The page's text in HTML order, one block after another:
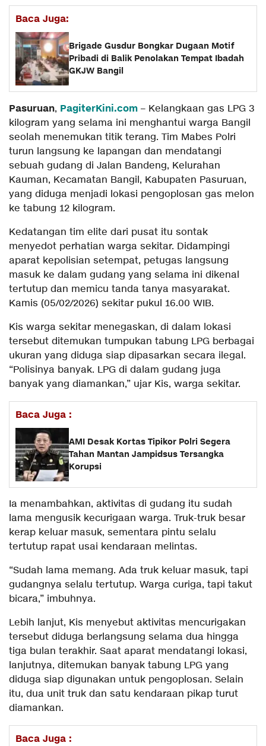
Baca Juga:
Brigade Gusdur Bongkar Dugaan Motif
Pribadi di Balik Penolakan Tempat Ibadah
GKJW Bangil
Pasuruan, PagiterKini.com – Kelangkaan gas LPG 3
kilogram yang selama ini menghantui warga Bangil
seolah menemukan titik terang. Tim Mabes Polri
turun langsung ke lapangan dan mendatangi
sebuah gudang di Jalan Bandeng, Kelurahan
Kauman, Kecamatan Bangil, Kabupaten Pasuruan,
yang diduga menjadi lokasi pengoplosan gas melon
ke tabung 12 kilogram.
Kedatangan tim elite dari pusat itu sontak
menyedot perhatian warga sekitar. Didampingi
aparat kepolisian setempat, petugas langsung
masuk ke dalam gudang yang selama ini dikenal
tertutup dan memicu tanda tanya masyarakat.
Kamis (05/02/2026) sekitar pukul 16.00 WIB.
Kis warga sekitar menegaskan, di dalam lokasi
tersebut ditemukan tumpukan tabung LPG berbagai
ukuran yang diduga siap dipasarkan secara ilegal.
“Polisinya banyak. LPG di dalam gudang juga
banyak yang diamankan,” ujar Kis, warga sekitar.
Baca Juga :
AMI Desak Kortas Tipikor Polri Segera
Tahan Mantan Jampidsus Tersangka
Korupsi
Ia menambahkan, aktivitas di gudang itu sudah
lama mengusik kecurigaan warga. Truk-truk besar
kerap keluar masuk, sementara pintu selalu
tertutup rapat usai kendaraan melintas.
“Sudah lama memang. Ada truk keluar masuk, tapi
gudangnya selalu tertutup. Warga curiga, tapi takut
bicara,” imbuhnya.
Lebih lanjut, Kis menyebut aktivitas mencurigakan
tersebut diduga berlangsung selama dua hingga
tiga bulan terakhir. Saat aparat mendatangi lokasi,
lanjutnya, ditemukan banyak tabung LPG yang
diduga siap digunakan untuk pengoplosan. Selain
itu, dua unit truk dan satu kendaraan pikap turut
diamankan.
Baca Juga :